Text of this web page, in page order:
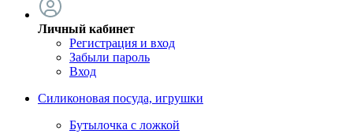
Личный кабинет
Регистрация и вход
Забыли пароль
Вход
Силиконовая посуда, игрушки
Бутылочка с ложкой